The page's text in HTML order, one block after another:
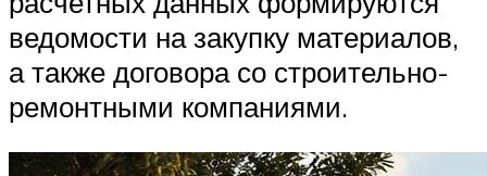
ведомости на закупку материалов,
а также договора со строительно-
ремонтными компаниями.